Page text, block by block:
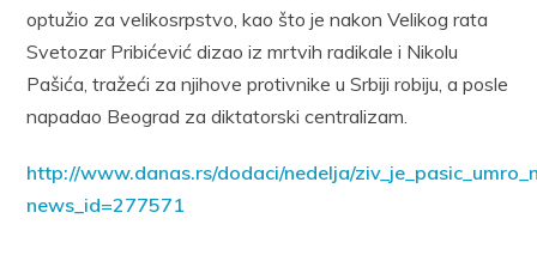
optužio za velikosrpstvo, kao što je nakon Velikog rata
Svetozar Pribićević dizao iz mrtvih radikale i Nikolu
Pašića, tražeći za njihove protivnike u Srbiji robiju, a posle
napadao Beograd za diktatorski centralizam.
http://www.danas.rs/dodaci/nedelja/
news_id=277571